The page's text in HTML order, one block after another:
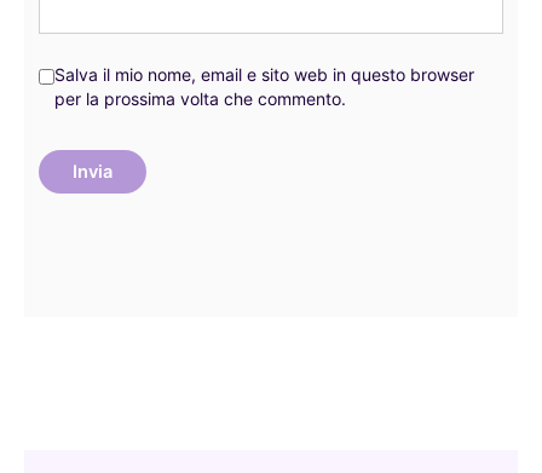
Salva il mio nome, email e sito web in questo browser
per la prossima volta che commento.